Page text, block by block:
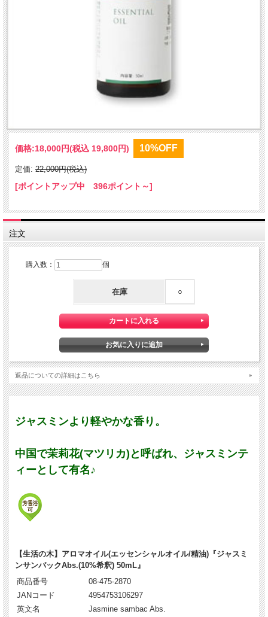
価格:18,000円(税込 19,800円) 10%OFF
定価: 22,000円(税込)
[ポイントアップ中 396ポイント～]
注文
購入数： 個
在庫 ○
返品についての詳細はこちら
ジャスミンより軽やかな香り。
中国で茉莉花(マツリカ)と呼ばれ、ジャスミンテ
ィーとして有名♪
【生活の木】アロマオイル(エッセンシャルオイル/精油)『ジャスミ
ンサンバックAbs.(10%希釈) 50mL』
商品番号
08-475-2870
JANコード
4954753106297
英文名
Jasmine sambac Abs.